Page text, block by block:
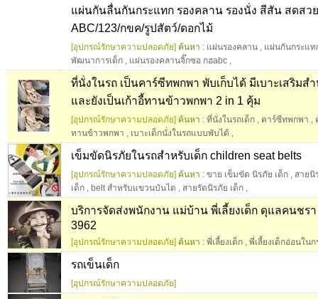
แผ่นกันลื่นกันกระแทก รองคลาน รองนั่ง สีสัน สดสว
ABC/123/กขค/รูปสัตว์/ดอกไม้
[อุปกรณ์รักษาความปลอดภัย] ค้นหา : แผ่นรองคลาน , แผ่นกันกระแท
พัฒนาการเด็ก , แผ่นรองคลานจิ๊กซอ กฮabc ,
ที่นั่งในรถ เป็นคาร์ซีทพกพา พับเก็บได้ มีเบาะเสริมส
และยังเป็นเก้าอี้ทานข้าวพกพา 2 in 1 คุ้ม
[อุปกรณ์รักษาความปลอดภัย] ค้นหา : ที่นั่งในรถเด็ก , คาร์ซีทพกพา ,
ทานข้าวพกพา , เบาะเด็กนั่งในรถแบบพับได้ ,
เข็มขัดนิรภัยในรถสำหรับเด็ก children seat belts
[อุปกรณ์รักษาความปลอดภัย] ค้นหา : ขาย เข็มขัด นิรภัย เด็ก , สายนิ
เด็ก , belt สำหรับแขวนบันได , สายรัดนิรภัย เด็ก ,
บริการจัดส่งพนักงาน แม่บ้าน พี่เลี้ยงเด็ก ดุแลคนชรา
3962
[อุปกรณ์รักษาความปลอดภัย] ค้นหา : พี่เลี้ยงเด็ก , พี่เลี้ยงเด็กอ่อนใน
รถเข็นเด็ก
[อุปกรณ์รักษาความปลอดภัย]